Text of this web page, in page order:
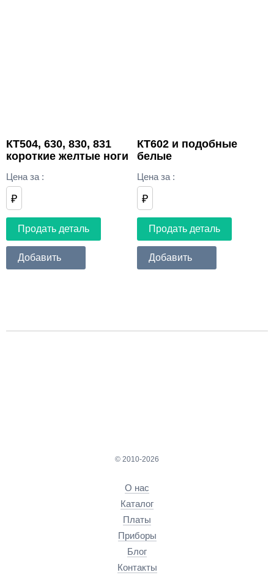
КТ504, 630, 830, 831
короткие желтые ноги
Цена за :
₽
Продать деталь
Добавить
КТ602 и подобные
белые
Цена за :
₽
Продать деталь
Добавить
© 2010-2026
О нас
Каталог
Платы
Приборы
Блог
Контакты